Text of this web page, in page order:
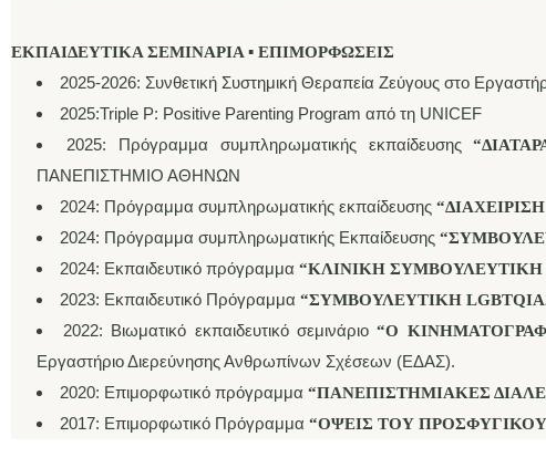
ΕΚΠΑΙΔΕΥΤΙΚΑ ΣΕΜΙΝΑΡΙΑ ▪ ΕΠΙΜΟΡΦΩΣΕΙΣ
2025-2026: Συνθετική Συστημική Θεραπεία Ζεύγους στο
2025:Triple P: Positive Parenting Program από τη UNICEF
2025: Πρόγραμμα συμπληρωματικής εκπαίδευσης
ΠΑΝΕΠΙΣΤΗΜΙΟ ΑΘΗΝΩΝ
2024: Πρόγραμμα συμπληρωματικής εκπαίδευσης
2024: Πρόγραμμα συμπληρωματικής Εκπαίδευσης
2024: Εκπαιδευτικό πρόγραμμα “ΚΛΙΝΙΚΗ ΣΥΜΒΟΥΛΕΥΤΙΚΗ
2023: Εκπαιδευτικό Πρόγραμμα “ΣΥΜΒΟΥΛΕΥΤΙΚΗ
2022: Βιωματικό εκπαιδευτικό σεμινάριο“Ο
Εργαστήριο Διερεύνησης Ανθρωπίνων Σχέσεων (ΕΔΑΣ).
2020: Επιμορφωτικό πρόγραμμα “ΠΑΝΕΠΙΣΤΗΜΙΑΚΕΣ
2017: Επιμορφωτικό Πρόγραμμα “ΟΨΕΙΣ ΤΟΥ